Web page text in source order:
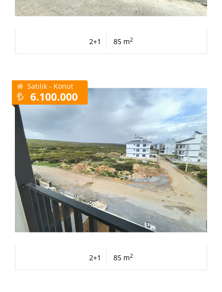
2+1 85 m2
Satılık - Konut
6.100.000
2+1 85 m2